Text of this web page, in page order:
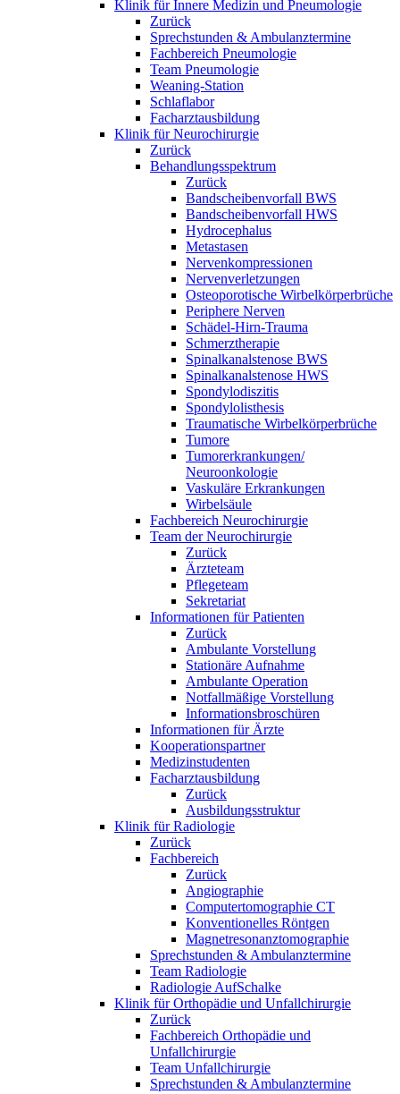
Klinik für Innere Medizin und Pneumologie
Zurück
Sprechstunden & Ambulanztermine
Fachbereich Pneumologie
Team Pneumologie
Weaning-Station
Schlaflabor
Facharztausbildung
Klinik für Neurochirurgie
Zurück
Behandlungsspektrum
Zurück
Bandscheibenvorfall BWS
Bandscheibenvorfall HWS
Hydrocephalus
Metastasen
Nervenkompressionen
Nervenverletzungen
Osteoporotische Wirbelkörperbrüche
Periphere Nerven
Schädel-Hirn-Trauma
Schmerztherapie
Spinalkanalstenose BWS
Spinalkanalstenose HWS
Spondylodiszitis
Spondylolisthesis
Traumatische Wirbelkörperbrüche
Tumore
Tumorerkrankungen/
Neuroonkologie
Vaskuläre Erkrankungen
Wirbelsäule
Fachbereich Neurochirurgie
Team der Neurochirurgie
Zurück
Ärzteteam
Pflegeteam
Sekretariat
Informationen für Patienten
Zurück
Ambulante Vorstellung
Stationäre Aufnahme
Ambulante Operation
Notfallmäßige Vorstellung
Informationsbroschüren
Informationen für Ärzte
Kooperationspartner
Medizinstudenten
Facharztausbildung
Zurück
Ausbildungsstruktur
Klinik für Radiologie
Zurück
Fachbereich
Zurück
Angiographie
Computertomographie CT
Konventionelles Röntgen
Magnetresonanztomographie
Sprechstunden & Ambulanztermine
Team Radiologie
Radiologie AufSchalke
Klinik für Orthopädie und Unfallchirurgie
Zurück
Fachbereich Orthopädie und
Unfallchirurgie
Team Unfallchirurgie
Sprechstunden & Ambulanztermine